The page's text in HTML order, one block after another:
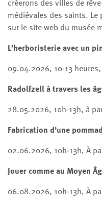
créerons des villes de
médiévales des saints.
sur le site web du musée
L’herboristerie avec un
09.04.2026, 10-13
Radolfzell à travers les
28.05.2026, 10h-13h, à
Fabrication d’une
02.06.2026, 10h-13h, À
Jouer comme au Moyen
06.08.2026, 10h-13h, À